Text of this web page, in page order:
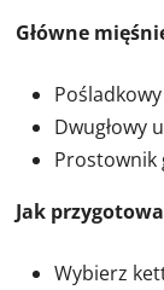
Główne
Dwugłowy
Prostownik
Jak
Wybierz